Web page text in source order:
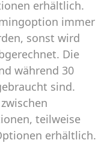
erhältlich.
immer
sonst wird
Die
während 30
sind.
teilweise
erhältlich.